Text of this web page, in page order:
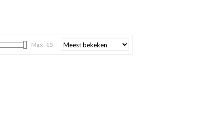
Max: €5